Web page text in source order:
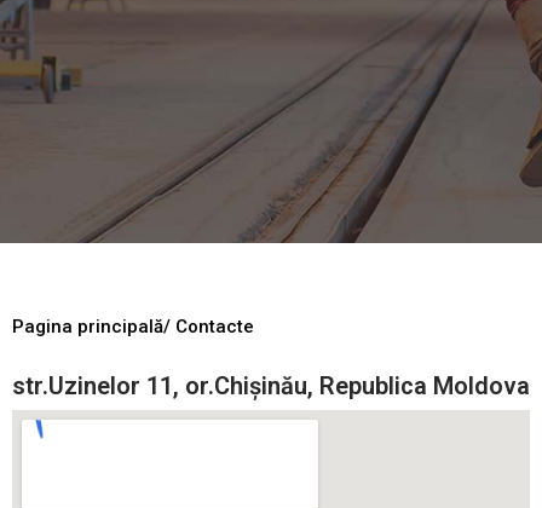
Pagina principală/ Contacte
str.Uzinelor 11, or.Chișinău, Republica Moldova